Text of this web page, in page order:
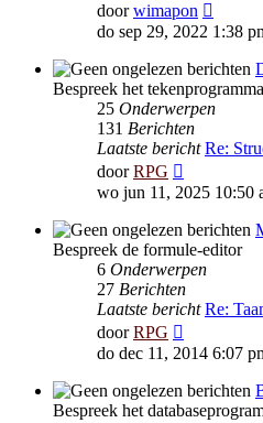
doorwimapon
laatste
bericht
do sep 29, 2022 1:38
Bespreek het tekenprogramma
25 Onderwerpen
131 Berichten
Laatste bericht Re:
doorRPG
laatste
wo jun 11, 2025 10:50
Bespreek de formule-editor
6 Onderwerpen
27 Berichten
Laatste bericht Re:
doorRPG
laatste
do dec 11, 2014 6:07
Bespreek het